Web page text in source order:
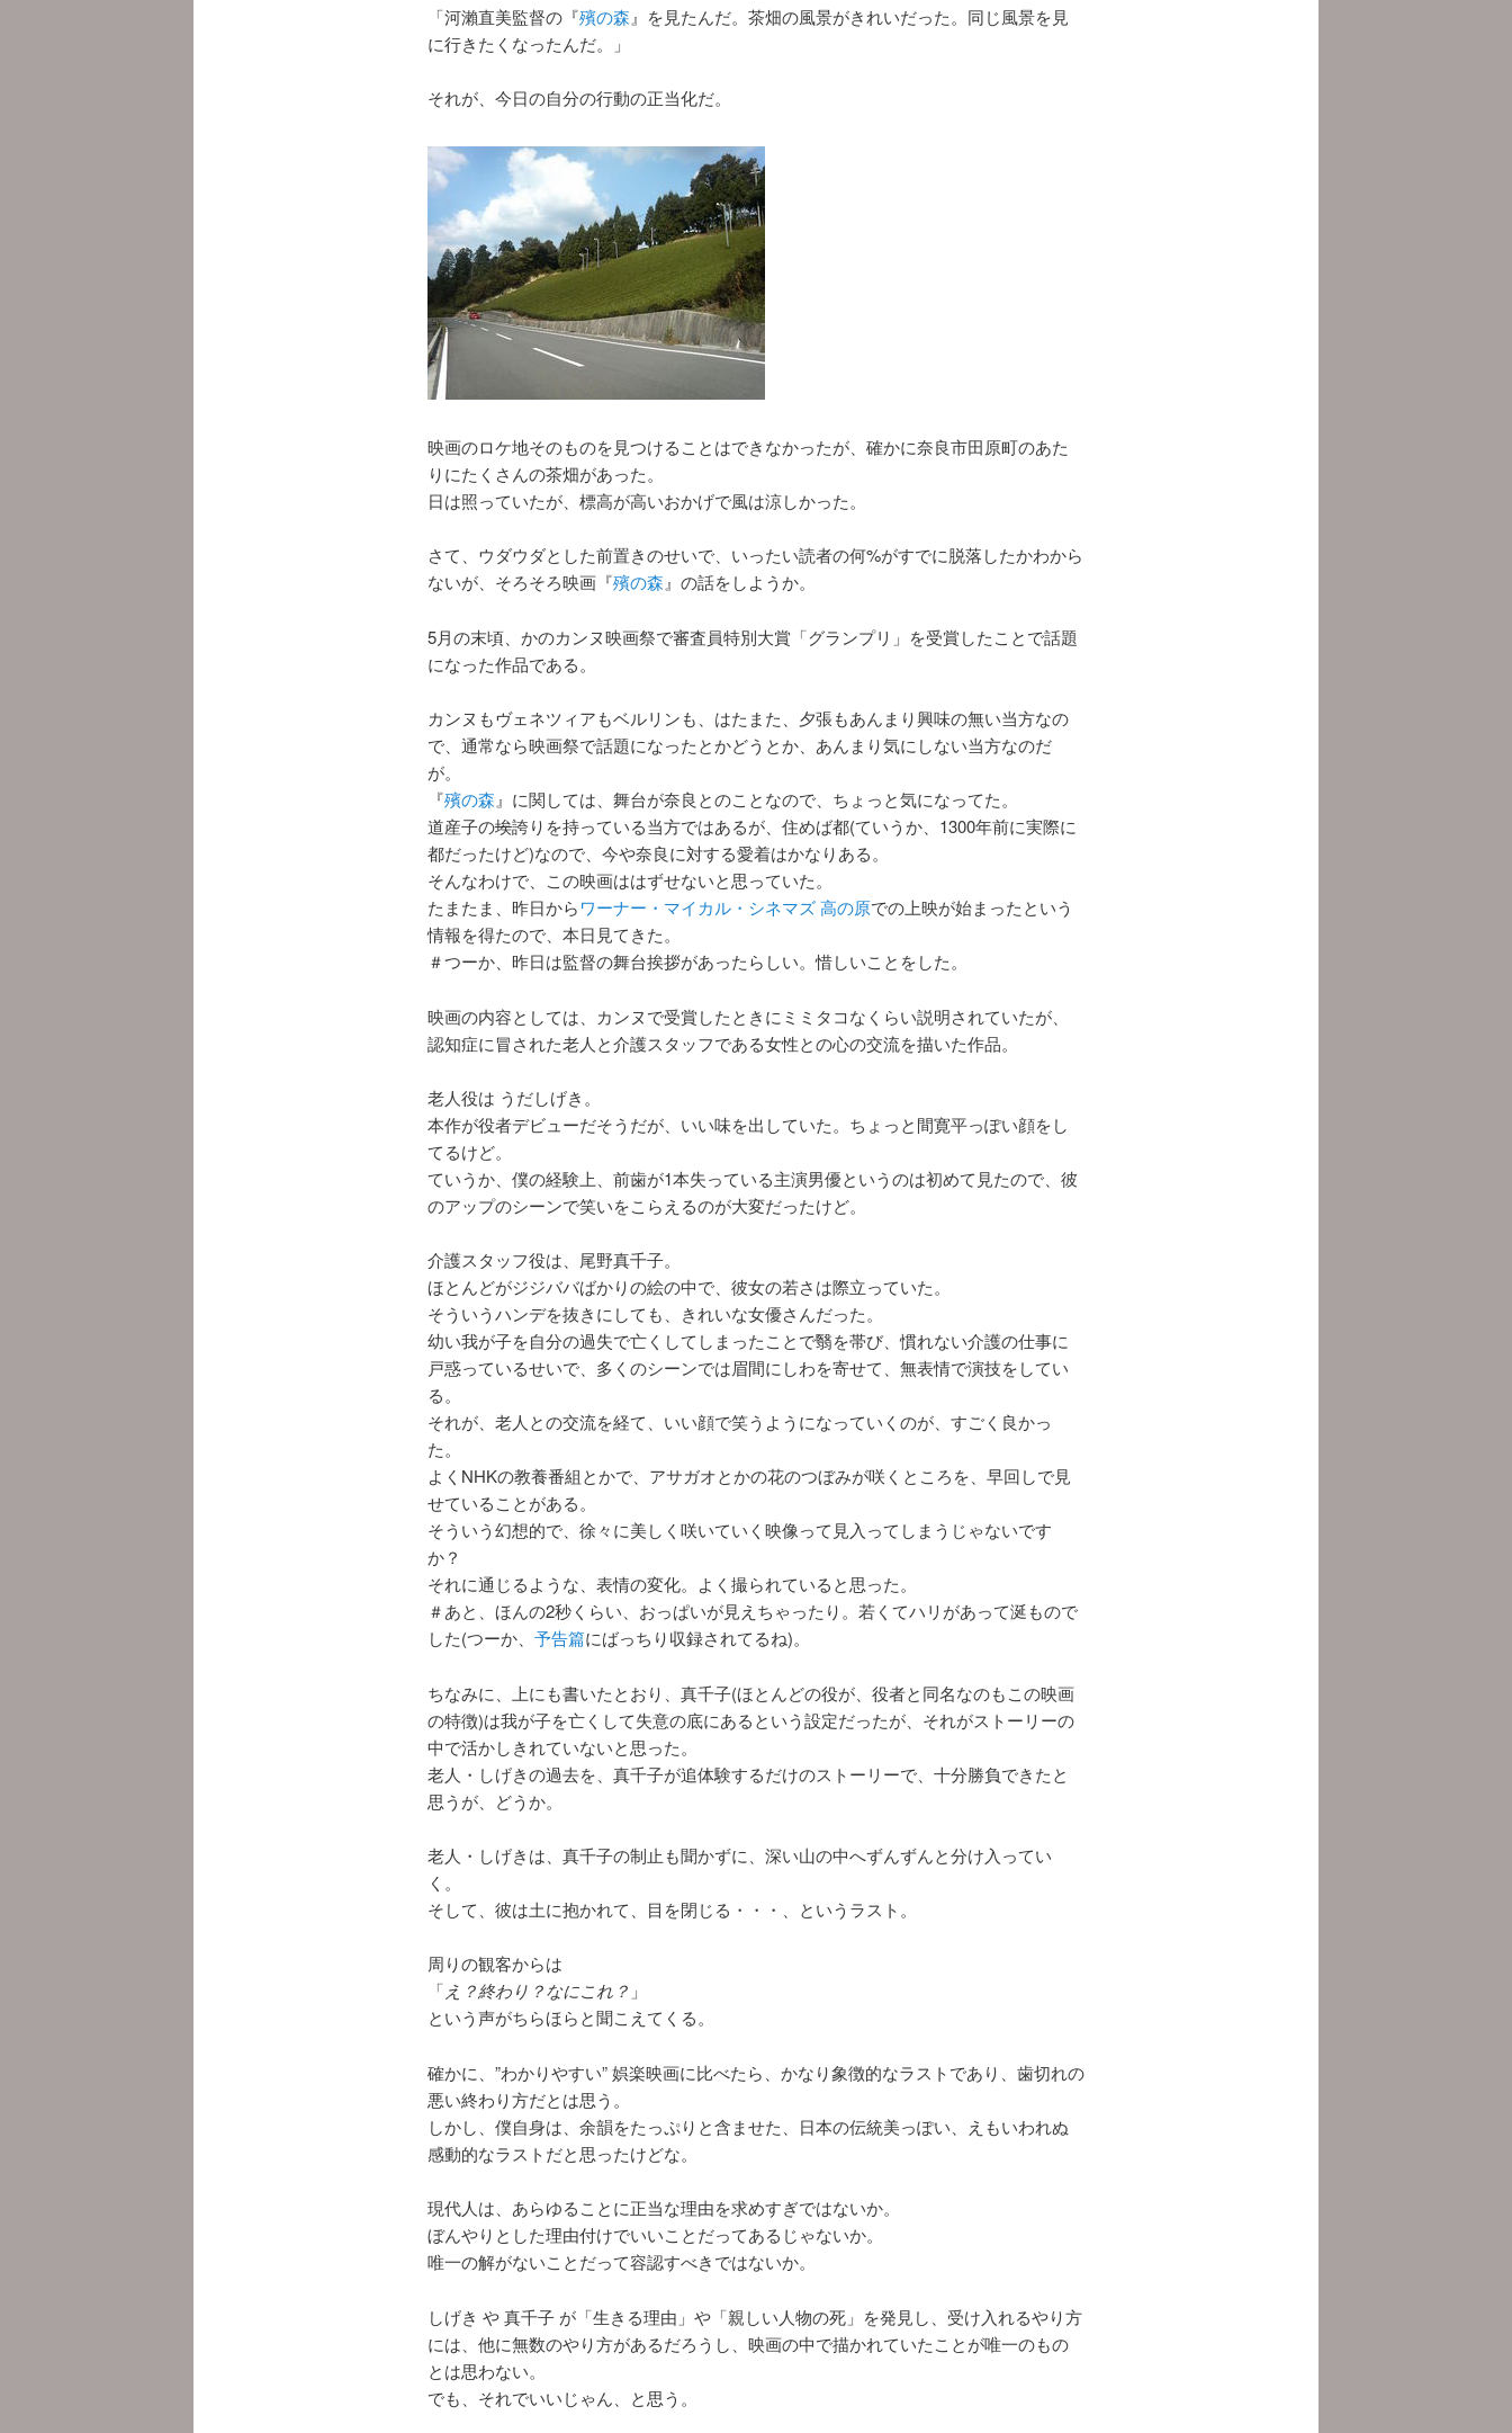
「河瀨直美監督の『殯の森 』を見たんだ。茶畑の風景がきれいだった。同じ風景を見
に行きたくなったんだ。」
それが、今日の自分の行動の正当化だ。
映画のロケ地そのものを見つけることはできなかったが、確かに奈良市田原町のあた
りにたくさんの茶畑があった。
日は照っていたが、標高が高いおかげで風は涼しかった。
さて、ウダウダとした前置きのせいで、いったい読者の何%がすでに脱落したかわから
ないが、そろそろ映画『殯の森』の話をしようか。
5月の末頃、かのカンヌ映画祭で審査員特別大賞「グランプリ」を受賞したことで話題
になった作品である。
カンヌもヴェネツィアもベルリンも、はたまた、夕張もあんまり興味の無い当方なの
で、通常なら映画祭で話題になったとかどうとか、あんまり気にしない当方なのだ
が。
『殯の森 』に関しては、舞台が奈良とのことなので、ちょっと気になってた。
道産子の埃誇りを持っている当方ではあるが、住めば都(ていうか、1300年前に実際に
都だったけど)なので、今や奈良に対する愛着はかなりある。
そんなわけで、この映画ははずせないと思っていた。
たまたま、昨日からワーナー・マイカル・シネマズ 高の原での上映が始まったという
情報を得たので、本日見てきた。
＃つーか、昨日は監督の舞台挨拶があったらしい。惜しいことをした。
映画の内容としては、カンヌで受賞したときにミミタコなくらい説明されていたが、
認知症に冒された老人と介護スタッフである女性との心の交流を描いた作品。
老人役は うだしげき。
本作が役者デビューだそうだが、いい味を出していた。ちょっと間寛平っぽい顔をし
てるけど。
ていうか、僕の経験上、前歯が1本失っている主演男優というのは初めて見たので、彼
のアップのシーンで笑いをこらえるのが大変だったけど。
介護スタッフ役は、尾野真千子。
ほとんどがジジババばかりの絵の中で、彼女の若さは際立っていた。
そういうハンデを抜きにしても、きれいな女優さんだった。
幼い我が子を自分の過失で亡くしてしまったことで翳を帯び、慣れない介護の仕事に
戸惑っているせいで、多くのシーンでは眉間にしわを寄せて、無表情で演技をしてい
る。
それが、老人との交流を経て、いい顔で笑うようになっていくのが、すごく良かっ
た。
よくNHKの教養番組とかで、アサガオとかの花のつぼみが咲くところを、早回しで見
せていることがある。
そういう幻想的で、徐々に美しく咲いていく映像って見入ってしまうじゃないです
か？
それに通じるような、表情の変化。よく撮られていると思った。
＃あと、ほんの2秒くらい、おっぱいが見えちゃったり。若くてハリがあって涎もので
した(つーか、 予告篇にばっちり収録されてるね)。
ちなみに、上にも書いたとおり、真千子(ほとんどの役が、役者と同名なのもこの映画
の特徴)は我が子を亡くして失意の底にあるという設定だったが、それがストーリーの
中で活かしきれていないと思った。
老人・しげきの過去を、真千子が追体験するだけのストーリーで、十分勝負できたと
思うが、どうか。
老人・しげきは、真千子の制止も聞かずに、深い山の中へずんずんと分け入ってい
く。
そして、彼は土に抱かれて、目を閉じる・・・、というラスト。
周りの観客からは
「え？終わり？なにこれ？ 」
という声がちらほらと聞こえてくる。
確かに、”わかりやすい” 娯楽映画に比べたら、かなり象徴的なラストであり、歯切れの
悪い終わり方だとは思う。
しかし、僕自身は、余韻をたっぷりと含ませた、日本の伝統美っぽい、えもいわれぬ
感動的なラストだと思ったけどな。
現代人は、あらゆることに正当な理由を求めすぎではないか。
ぼんやりとした理由付けでいいことだってあるじゃないか。
唯一の解がないことだって容認すべきではないか。
しげき や 真千子 が「生きる理由」や「親しい人物の死」を発見し、受け入れるやり方
には、他に無数のやり方があるだろうし、映画の中で描かれていたことが唯一のもの
とは思わない。
でも、それでいいじゃん、と思う。